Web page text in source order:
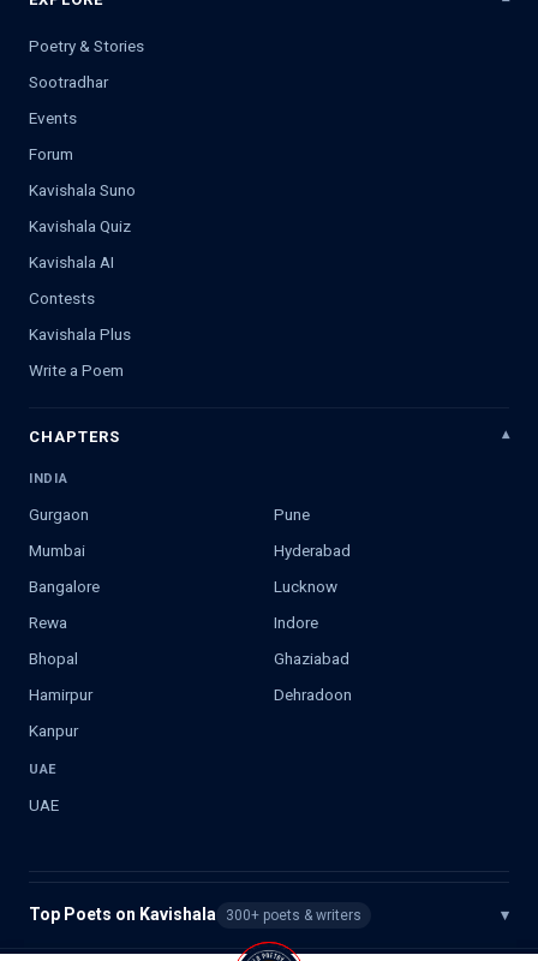
Poetry & Stories
Sootradhar
Events
Forum
Kavishala Suno
Kavishala Quiz
Kavishala AI
Contests
Kavishala Plus
Write a Poem
CHAPTERS
INDIA
Gurgaon
Pune
Mumbai
Hyderabad
Bangalore
Lucknow
Rewa
Indore
Bhopal
Ghaziabad
Hamirpur
Dehradoon
Kanpur
UAE
UAE
Top Poets on Kavishala 300+ poets & writers ▾